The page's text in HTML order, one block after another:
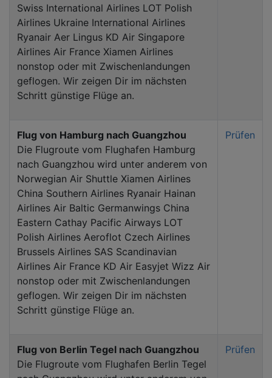
Swiss International Airlines LOT Polish
Airlines Ukraine International Airlines
Ryanair Aer Lingus KD Air Singapore
Airlines Air France Xiamen Airlines
nonstop oder mit Zwischenlandungen
geflogen. Wir zeigen Dir im nächsten
Schritt günstige Flüge an.
Flug von Hamburg nach Guangzhou
Die Flugroute vom Flughafen Hamburg
nach Guangzhou wird unter anderem von
Norwegian Air Shuttle Xiamen Airlines
China Southern Airlines Ryanair Hainan
Airlines Air Baltic Germanwings China
Eastern Cathay Pacific Airways LOT
Polish Airlines Aeroflot Czech Airlines
Brussels Airlines SAS Scandinavian
Airlines Air France KD Air Easyjet Wizz Air
nonstop oder mit Zwischenlandungen
geflogen. Wir zeigen Dir im nächsten
Schritt günstige Flüge an.
Prüfen
Flug von Berlin Tegel nach Guangzhou
Die Flugroute vom Flughafen Berlin Tegel
Prüfen